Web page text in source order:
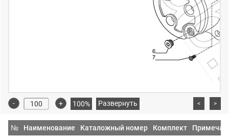
- + 100% Развернуть < >
№ Наименование Каталожный номер Комплект